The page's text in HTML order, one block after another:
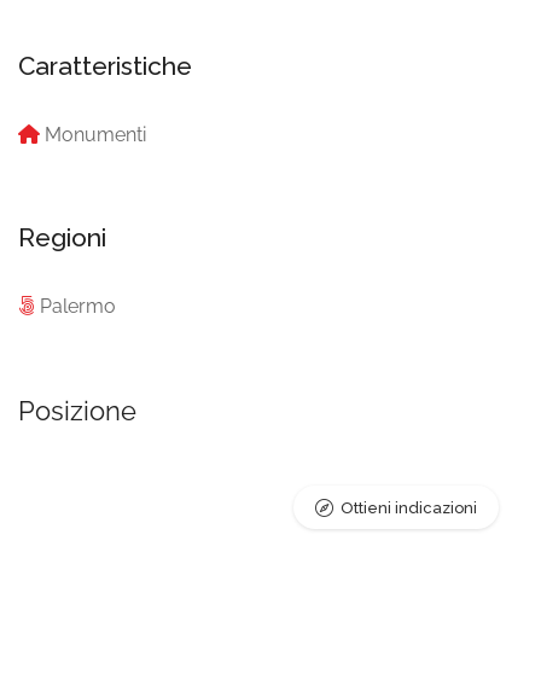
Caratteristiche
Monumenti
Regioni
Palermo
Posizione
Ottieni indicazioni